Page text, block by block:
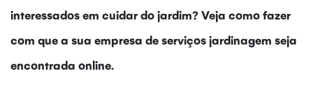
interessados em cuidar do jardim? Veja como fazer
com que a sua empresa de serviços jardinagem seja
encontrada online.